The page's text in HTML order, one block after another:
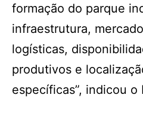
formação do parque
infraestrutura,
logísticas,
produtivos e
específicas”, indicou o